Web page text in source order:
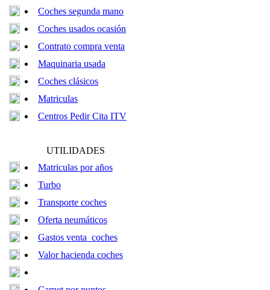
Coches segunda mano
Coches usados ocasión
Contrato compra venta
Maquinaria usada
Coches clásicos
Matriculas
Centros Pedir Cita ITV
UTILIDADES
Matriculas por años
Turbo
Transporte coches
Oferta neumáticos
Gastos venta coches
Valor hacienda coches